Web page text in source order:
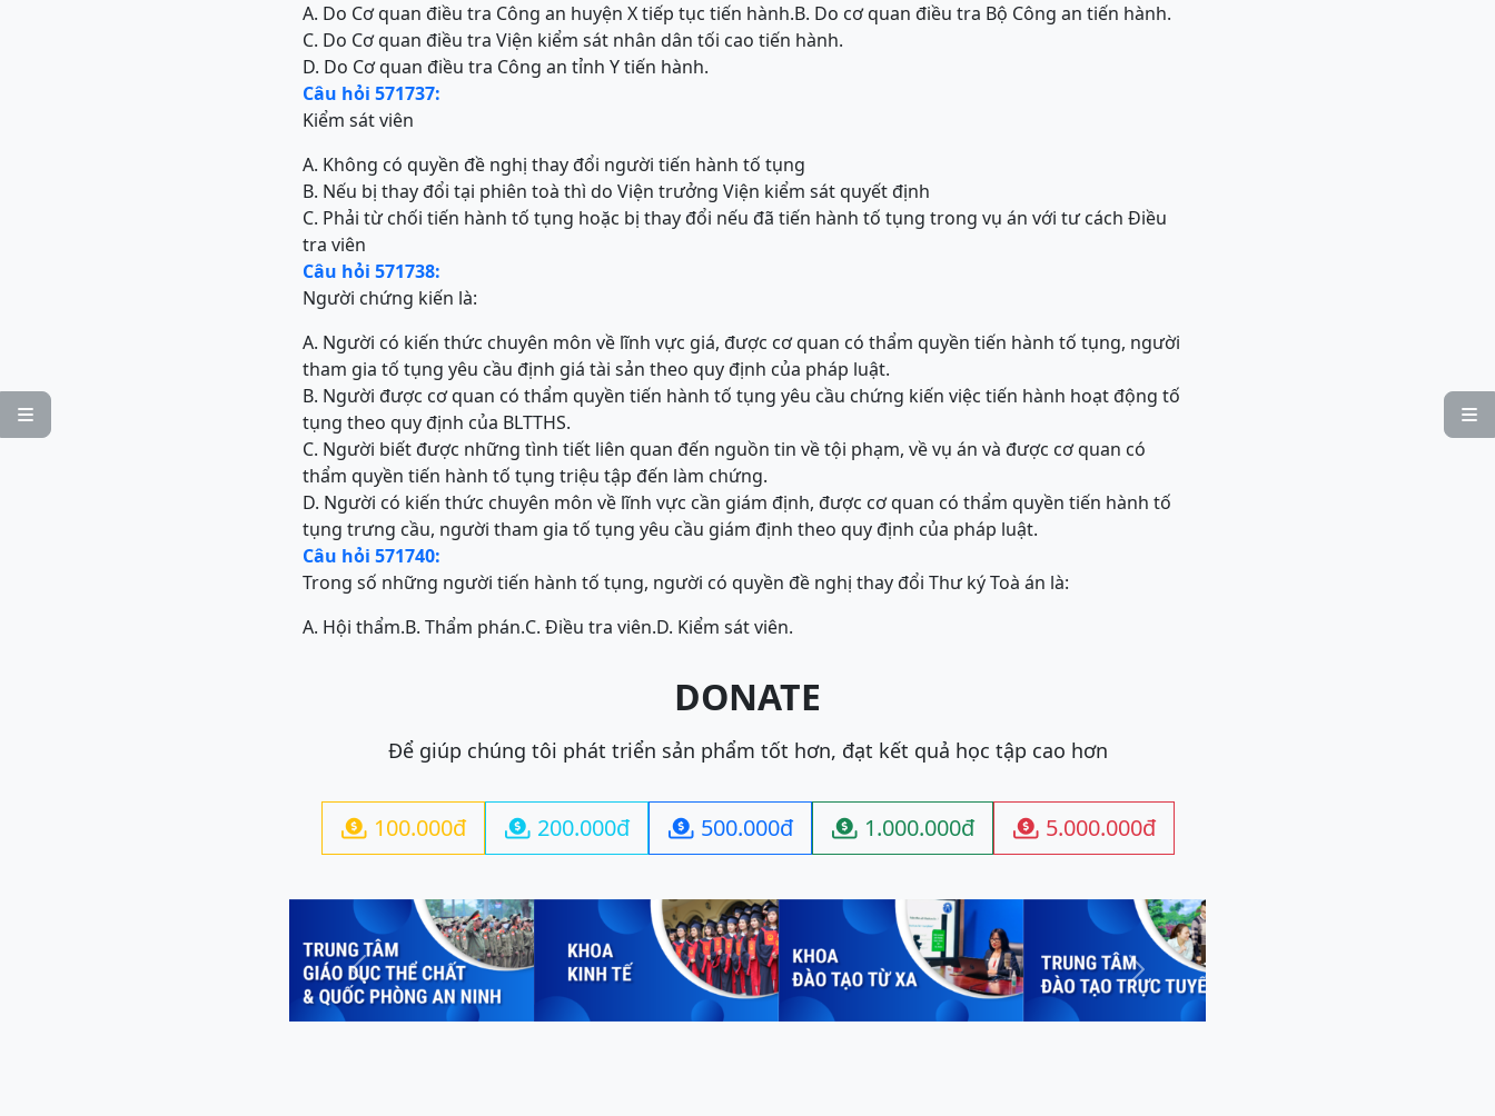


A. Do Cơ quan điều tra Công an huyện X tiếp tục tiến hành.B. Do cơ quan điều tra Bộ Công an tiến hành.
C. Do Cơ quan điều tra Viện kiểm sát nhân dân tối cao tiến hành.
D. Do Cơ quan điều tra Công an tỉnh Y tiến hành.
Câu hỏi 571737:
Kiểm sát viên
A. Không có quyền đề nghị thay đổi người tiến hành tố tụng
B. Nếu bị thay đổi tại phiên toà thì do Viện trưởng Viện kiểm sát quyết định
C. Phải từ chối tiến hành tố tụng hoặc bị thay đổi nếu đã tiến hành tố tụng trong vụ án với tư cách Điều
tra viên
Câu hỏi 571738:
Người chứng kiến là:
A. Người có kiến thức chuyên môn về lĩnh vực giá, được cơ quan có thẩm quyền tiến hành tố tụng, người
tham gia tố tụng yêu cầu định giá tài sản theo quy định của pháp luật.
B. Người được cơ quan có thẩm quyền tiến hành tố tụng yêu cầu chứng kiến việc tiến hành hoạt động tố
tụng theo quy định của BLTTHS.
C. Người biết được những tình tiết liên quan đến nguồn tin về tội phạm, về vụ án và được cơ quan có
thẩm quyền tiến hành tố tụng triệu tập đến làm chứng.
D. Người có kiến thức chuyên môn về lĩnh vực cần giám định, được cơ quan có thẩm quyền tiến hành tố
tụng trưng cầu, người tham gia tố tụng yêu cầu giám định theo quy định của pháp luật.
Câu hỏi 571740:
Trong số những người tiến hành tố tụng, người có quyền đề nghị thay đổi Thư ký Toà án là:
A. Hội thẩm.B. Thẩm phán.C. Điều tra viên.D. Kiểm sát viên.
DONATE
Để giúp chúng tôi phát triển sản phẩm tốt hơn, đạt kết quả học tập cao hơn
 100.000đ  200.000đ  500.000đ  1.000.000đ  5.000.000đ
Previous Next